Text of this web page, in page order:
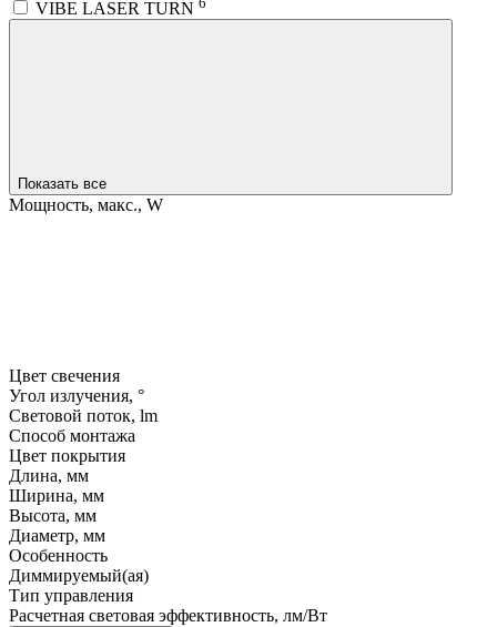
VIBE LASER TURN
Показать все
Мощность, макс., W
Цвет свечения
Угол излучения, °
Световой поток, lm
Способ монтажа
Цвет покрытия
Длина, мм
Ширина, мм
Высота, мм
Диаметр, мм
Особенность
Диммируемый(ая)
Тип управления
Расчетная световая эффективность, лм/Вт